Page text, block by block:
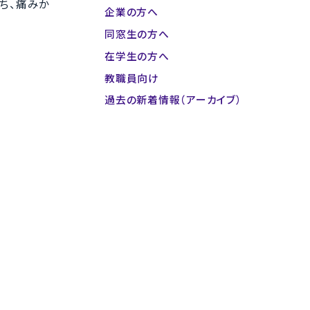
、痛みか
企業の方へ
同窓生の方へ
在学生の方へ
教職員向け
過去の新着情報（アーカイブ）